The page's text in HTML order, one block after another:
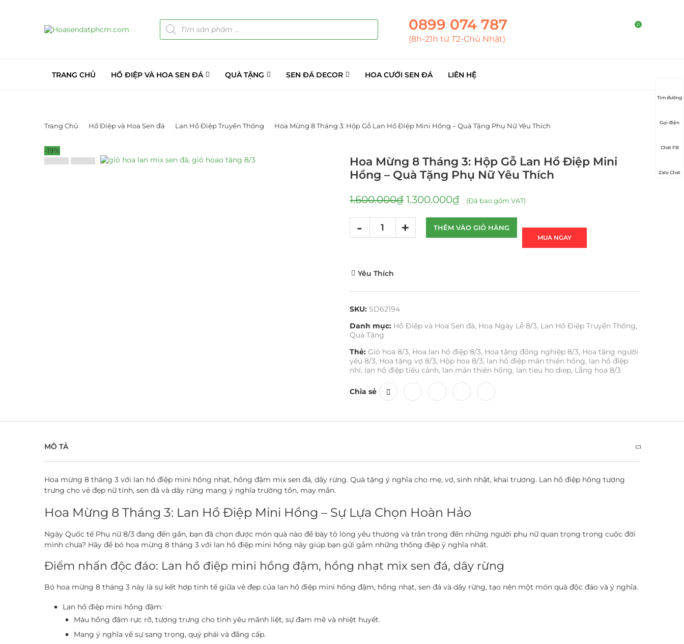
0899 074 787
(8h-21h từ T2-Chủ Nhật)
0
TRANG CHỦ HỒ ĐIỆP VÀ HOA SEN ĐÁ QUÀ TẶNG SEN ĐÁ DECOR HOA CƯỚI SEN ĐÁ LIÊN HỆ
Trang Chủ Hồ Điệp và Hoa Sen đá Lan Hồ Điệp Truyền Thống Hoa Mừng 8 Tháng 3: Hộp Gỗ Lan Hồ Điệp Mini Hồng – Quà Tặng Phụ Nữ Yêu Thích
-19%
Hoa Mừng 8 Tháng 3: Hộp Gỗ Lan Hồ Điệp Mini
Hồng – Quà Tặng Phụ Nữ Yêu Thích
1.600.000₫ 1.300.000₫ (Đã bao gồm VAT)
THÊM VÀO GIỎ HÀNG
MUA NGAY
Yêu Thích
SKU: SD62194
Danh mục: Hồ Điệp và Hoa Sen đá, Hoa Ngày Lễ 8/3, Lan Hồ Điệp Truyền Thống,
Quà Tặng
Thẻ: Giỏ hoa 8/3, Hoa lan hồ điệp 8/3, Hoa tặng đồng nghiệp 8/3, Hoa tặng người
yêu 8/3, Hoa tặng vợ 8/3, Hộp hoa 8/3, lan hồ điệp mãn thiên hồng, lan hồ điệp
nhí, lan hồ điệp tiểu cảnh, lan mãn thiên hồng, lan tieu ho diep, Lẵng hoa 8/3
Chia sẻ
MÔ TẢ
Hoa mừng 8 tháng 3 với lan hồ điệp mini hồng nhạt, hồng đậm mix sen đá, dây rừng. Quà tặng ý nghĩa cho mẹ, vợ, sinh nhật, khai trương. Lan hồ điệp hồng tượng
trưng cho vẻ đẹp nữ tính, sen đá và dây rừng mang ý nghĩa trường tồn, may mắn.
Hoa Mừng 8 Tháng 3: Lan Hồ Điệp Mini Hồng – Sự Lựa Chọn Hoàn Hảo
Ngày Quốc tế Phụ nữ 8/3 đang đến gần, bạn đã chọn được món quà nào để bày tỏ lòng yêu thương và trân trọng đến những người phụ nữ quan trọng trong cuộc đời
mình chưa? Hãy để bó hoa mừng 8 tháng 3 với lan hồ điệp mini hồng này giúp bạn gửi gắm những thông điệp ý nghĩa nhất.
Điểm nhấn độc đáo: Lan hồ điệp mini hồng đậm, hồng nhạt mix sen đá, dây rừng
Bó hoa mừng 8 tháng 3 này là sự kết hợp tinh tế giữa vẻ đẹp của lan hồ điệp mini hồng đậm, hồng nhạt, sen đá và dây rừng, tạo nên một món quà độc đáo và ý nghĩa.
Lan hồ điệp mini hồng đậm:
Màu hồng đậm rực rỡ, tượng trưng cho tình yêu mãnh liệt, sự đam mê và nhiệt huyết.
Mang ý nghĩa về sự sang trọng, quý phái và đẳng cấp.
Tìm đường
Gọi điện
Chat FB
Zalo Chat